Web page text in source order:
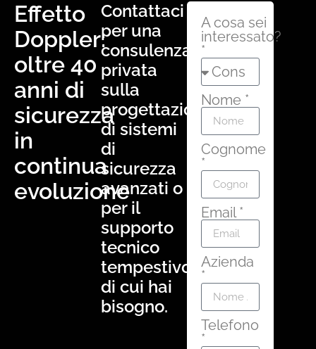
Effetto
Doppler:
oltre 40
anni di
sicurezza
in
continua
evoluzione
Contattaci
per una
consulenza
privata
sulla
progettazione
di sistemi
di
sicurezza
avanzati o
per il
supporto
tecnico
tempestivo
di cui hai
bisogno.
A cosa sei
interessato?
*
Nome *
Cognome
*
Email *
Azienda
*
Telefono
*